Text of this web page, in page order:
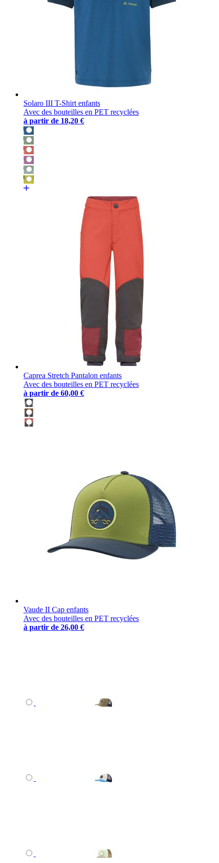
Solaro III T-Shirt enfants
Avec des bouteilles en PET recyclées
à partir de 18,20 €
Caprea Stretch Pantalon enfants
Avec des bouteilles en PET recyclées
à partir de 60,00 €
Vaude II Cap enfants
Avec des bouteilles en PET recyclées
à partir de 26,00 €